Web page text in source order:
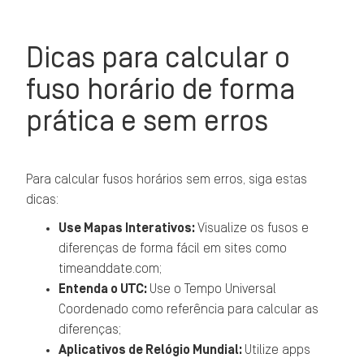
Dicas para calcular o
fuso horário de forma
prática e sem erros
Para calcular fusos horários sem erros, siga estas
dicas:
Use Mapas Interativos:Visualize os fusos e
diferenças de forma fácil em sites como
timeanddate.com;
Entenda o UTC: Use o Tempo Universal
Coordenado como referência para calcular as
diferenças;
Aplicativos de Relógio Mundial: Utilize apps